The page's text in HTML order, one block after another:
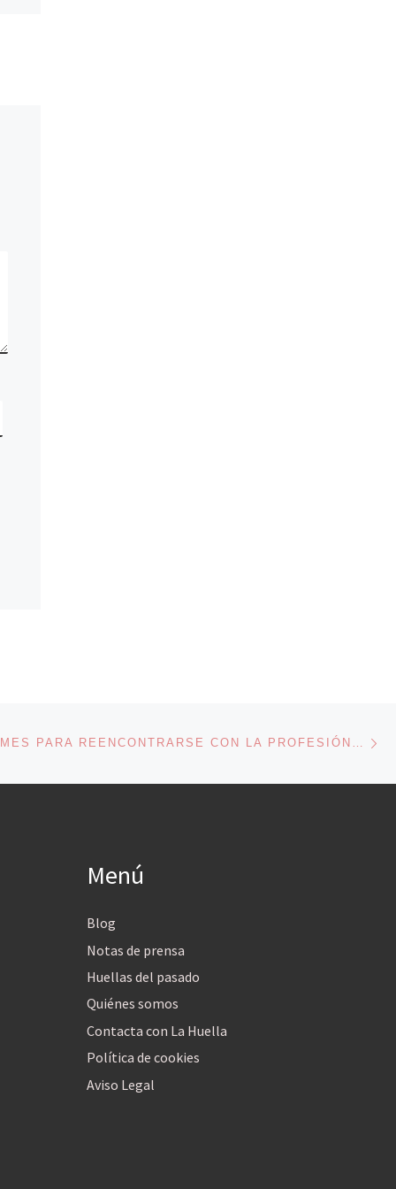
MARZO, UN MES PARA REENCONTRARSE CON LA PROFESIÓN PERIODÍSTICA
Menú
Blog
Notas de prensa
Huellas del pasado
Quiénes somos
Contacta con La Huella
Política de cookies
Aviso Legal